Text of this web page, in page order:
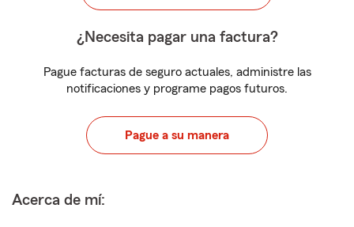
¿Necesita pagar una factura?
Pague facturas de seguro actuales, administre las
notificaciones y programe pagos futuros.
Pague a su manera
Acerca de mí: